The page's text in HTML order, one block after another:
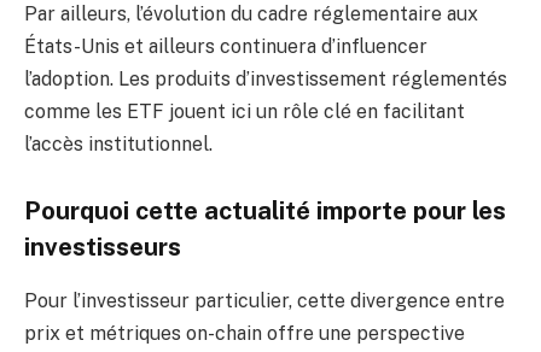
Par ailleurs, l’évolution du cadre réglementaire aux
États-Unis et ailleurs continuera d’influencer
l’adoption. Les produits d’investissement réglementés
comme les ETF jouent ici un rôle clé en facilitant
l’accès institutionnel.
Pourquoi cette actualité importe pour les
investisseurs
Pour l’investisseur particulier, cette divergence entre
prix et métriques on-chain offre une perspective